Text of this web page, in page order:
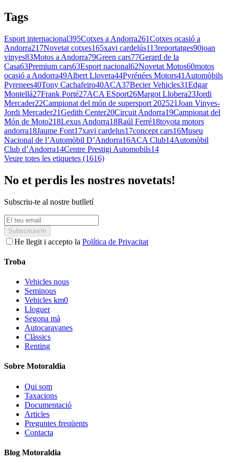
Tags
Esport internacional395Cotxes a Andorra261Cotxes ocasió a
Andorra217Novetat cotxes165xavi cardelús113reportatges90joan
vinyes83Motos a Andorra79Green cars77Gerard de la
Casa63Premium cars63Esport nacional62Novetat Motos60motos
ocasió a Andorra49Albert Llovera44Pyrénées Motors41 Automòbils
Pyrenees40Tony Cachafeiro40ACA37Becier Vehicles31Edgar
Montellá27Frank Porté27ACA ESport26Margot Llobera23Jordi
Mercader22Campionat del món de supersport 202521Joan Vinyes-
Jordi Mercader21Gedith Center20Circuit Andorra19Campionat del
Món de Moto218Lexus Andorra18Raúl Ferré18toyota motors
andorra18Jaume Font17xavi cardelus17concept cars16Museu
Nacional de l’Automòbil D’Andorra16ACA Club14Automòbil
Club d’Andorra14Centre Prestigi Automobils14
Veure totes les etiquetes (1616)
No et perdis les nostres novetats!
Subscriu-te al nostre butlletí
Subscriure'm
He llegit i accepto la Política de Privacitat
Troba
Vehicles nous
Seminous
Vehicles km0
Lloguer
Segona mà
Autocaravanes
Clàssics
Renting
Sobre Motoraldia
Qui som
Taxacions
Documentació
Articles
Preguntes freqüents
Contacta
Blog Motoraldia